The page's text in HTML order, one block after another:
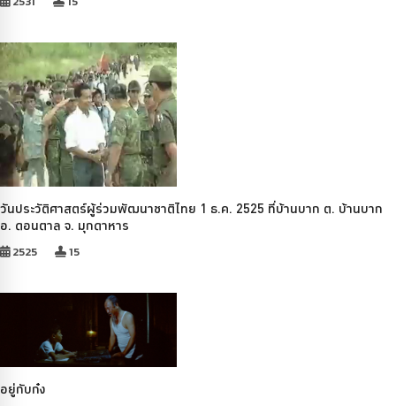
วันประวัติศาสตร์ผู้ร่วมพัฒนาชาติไทย 1 ธ.ค. 2525 ที่บ้านบาก ต. บ้านบาก
อ. ดอนตาล จ. มุกดาหาร
2525 15
อยู่กับก๋ง